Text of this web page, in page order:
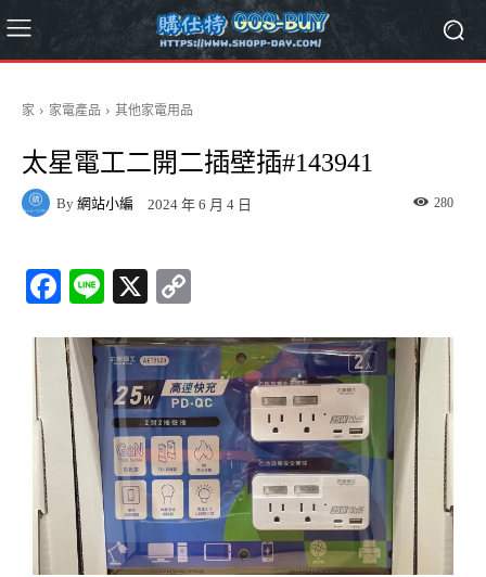
家 家電產品 其他家電用品
太星電工二開二插壁插#143941
By 網站小編 2024 年 6 月 4 日 280
Fa
bo
ok
Li
X
y
Li
nk